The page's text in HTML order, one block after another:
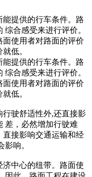
提供的行车条件。路
合感受来进行评价。
使用者对路面的评价
低。
提供的行车条件。路
合感受来进行评价。
使用者对路面的评价
低。
驶舒适性外,还直接影
差，必然增加行驶难
直接影响交通运输和经
响。
中心的纽带。路面使